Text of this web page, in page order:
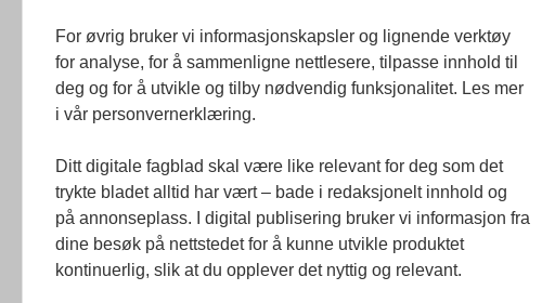
Kommunistpartiet i Vietnam har total kontroll over alle
Årsabonnement, Månedsabonnement eller 24-timers tilgang.
Redaksjonen
For øvrig bruker vi informasjonskapsler og lignende verktøy
for analyse, for å sammenligne nettlesere, tilpasse innhold til
deg og for å utvikle og tilby nødvendig funksjonalitet. Les mer
i vår personvernerklæring.
Ditt digitale fagblad skal være like relevant for deg som det
trykte bladet alltid har vært – bade i redaksjonelt innhold og
på annonseplass. I digital publisering bruker vi informasjon fra
dine besøk på nettstedet for å kunne utvikle produktet
kontinuerlig, slik at du opplever det nyttig og relevant.